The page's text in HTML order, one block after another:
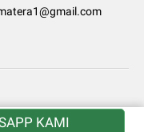
KAMI